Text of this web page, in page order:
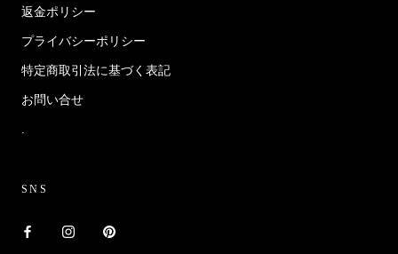
返金ポリシー
プライバシーポリシー
特定商取引法に基づく表記
お問い合せ
SNS